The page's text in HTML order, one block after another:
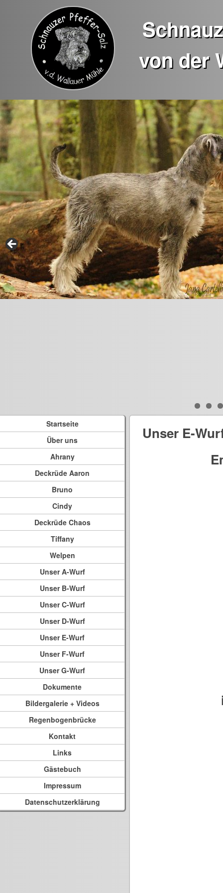
von der
Startseite
Über uns
Ahrany
Deckrüde Aaron
Bruno
Cindy
Deckrüde Chaos
Tiffany
Welpen
Unser A-Wurf
Unser B-Wurf
Unser C-Wurf
Unser D-Wurf
Unser E-Wurf
Unser F-Wurf
Unser G-Wurf
Dokumente
Bildergalerie + Videos
Regenbogenbrücke
Kontakt
Links
Gästebuch
Impressum
Datenschutzerklärung
Unser E-